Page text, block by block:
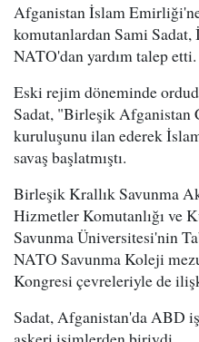
Afganistan İslam
komutanlardan Sami
NATO'dan yardım talep etti.
Eski rejim döneminde
Sadat, "Birleşik
kuruluşunu ilan ederek
savaş başlatmıştı.
Birleşik Krallık Savunma
Hizmetler Komutanlığı ve
Savunma Üniversitesi'nin
NATO Savunma Koleji
Kongresi çevreleriyle de
Sadat, Afganistan'da ABD